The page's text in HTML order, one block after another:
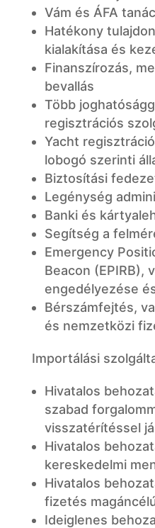
Vám és ÁFA
Hatékony
kialakítása és
Finanszírozás,
bevallás
Több
regisztrációs
Yacht
lobogó szerinti
Biztosítási
Legénység
Banki és
Segítség a
Emergency
Beacon (EPIRB),
engedélyezése
Bérszámfejtés,
és nemzetközi
Importálási
Hivatalos
szabad
visszatérítéssel
Hivatalos
kereskedelmi
Hivatalos
fizetés
Ideiglenes